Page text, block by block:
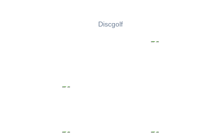
Discgolf